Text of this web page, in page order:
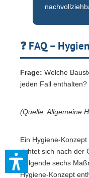
❓ FAQ –
Frage: Welche
jeden Fall enthalten?
(Quelle: Allgemeine
Ein Hygiene-
richtet sich nach der
Folgende sechs
Hygiene-Konzept